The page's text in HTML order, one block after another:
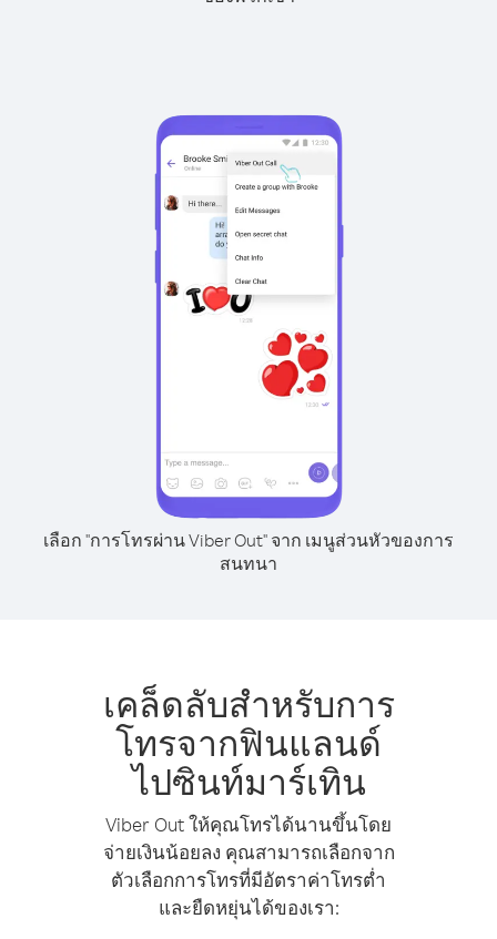
เลือก "การโทรผ่าน Viber Out" จาก เมนูส่วนหัวของการ
สนทนา
เคล็ดลับสำหรับการ
โทรจากฟินแลนด์
ไปซินท์มาร์เทิน
Viber Out ให้คุณโทรได้นานขึ้นโดย
จ่ายเงินน้อยลง คุณสามารถเลือกจาก
ตัวเลือกการโทรที่มีอัตราค่าโทรต่ำ
และยืดหยุ่นได้ของเรา: